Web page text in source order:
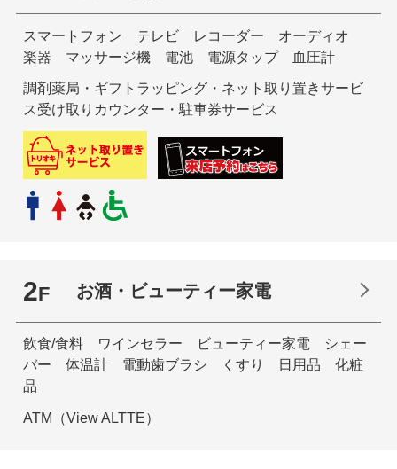
スマートフォン テレビ レコーダー オーディオ
楽器 マッサージ機 電池 電源タップ 血圧計
調剤薬局・ギフトラッピング・ネット取り置きサービ
ス受け取りカウンター・駐車券サービス
2F お酒・ビューティー家電
飲食/食料 ワインセラー ビューティー家電 シェー
バー 体温計 電動歯ブラシ くすり 日用品 化粧
品
ATM（View ALTTE）